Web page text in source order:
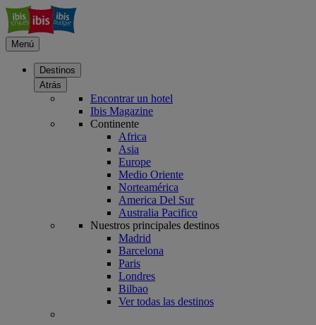
Menú
Destinos
Atrás
Encontrar un hotel
Ibis Magazine
Continente
Africa
Asia
Europe
Medio Oriente
Norteamérica
America Del Sur
Australia Pacifico
Nuestros principales destinos
Madrid
Barcelona
Paris
Londres
Bilbao
Ver todas las destinos